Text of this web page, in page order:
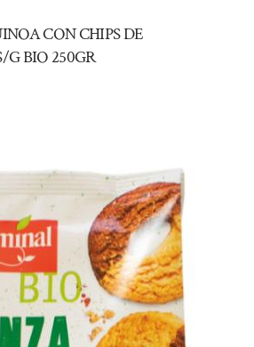
CON CHIPS DE
G BIO 250GR